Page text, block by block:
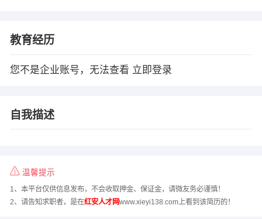
教育经历
您不是企业账号，无法查看 立即登录
自我描述
温馨提示
1、本平台仅供信息发布，不会收取押金、保证金，请微友务必谨慎！
2、请告知求职者，是在红安人才网www.xieyi138.com上看到该简历的！